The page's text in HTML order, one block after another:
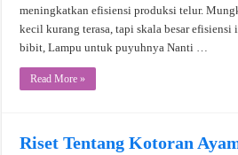
meningkatkan efisiensi produksi telur.
kecil kurang terasa, tapi skala besar efisiensi
bibit, Lampu untuk puyuhnya Nanti …
Read More »
Riset Tentang Kotoran